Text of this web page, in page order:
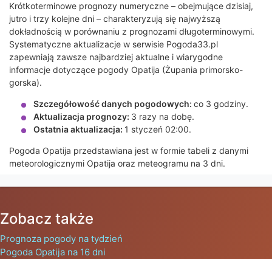
Krótkoterminowe prognozy numeryczne – obejmujące dzisiaj,
jutro i trzy kolejne dni – charakteryzują się najwyższą
dokładnością w porównaniu z prognozami długoterminowymi.
Systematyczne aktualizacje w serwisie Pogoda33.pl
zapewniają zawsze najbardziej aktualne i wiarygodne
informacje dotyczące pogody Opatija (Żupania primorsko-
gorska).
Szczegółowość danych pogodowych: co 3 godziny.
Aktualizacja prognozy: 3 razy na dobę.
Ostatnia aktualizacja: 1 styczeń 02:00.
Pogoda Opatija przedstawiana jest w formie tabeli z danymi
meteorologicznymi Opatija oraz meteogramu na 3 dni.
Zobacz także
Prognoza pogody na tydzień
Pogoda Opatija na 16 dni